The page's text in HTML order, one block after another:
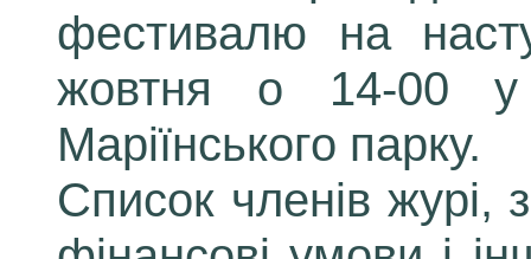
фестивалю на
жовтня о 14-00 у
Маріїнського парку.
Список членів журі,